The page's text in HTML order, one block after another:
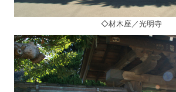
◇材木座／光明寺